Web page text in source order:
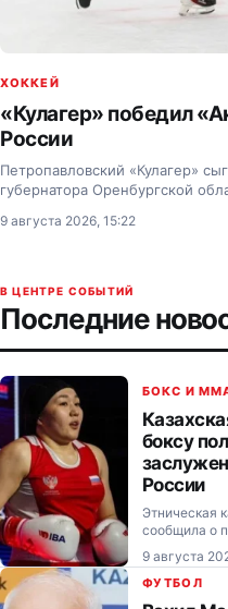
ХОККЕЙ
«Кулагер» победил
России
Петропавловский «Кулагер»
губернатора Оренбургской
9 августа 2026, 15:22
В ЦЕНТРЕ СОБЫТИЙ
Последние
БОКС И
боксу
России
Этническая
сообщила о
значимости
9 августа
ФУТБОЛ